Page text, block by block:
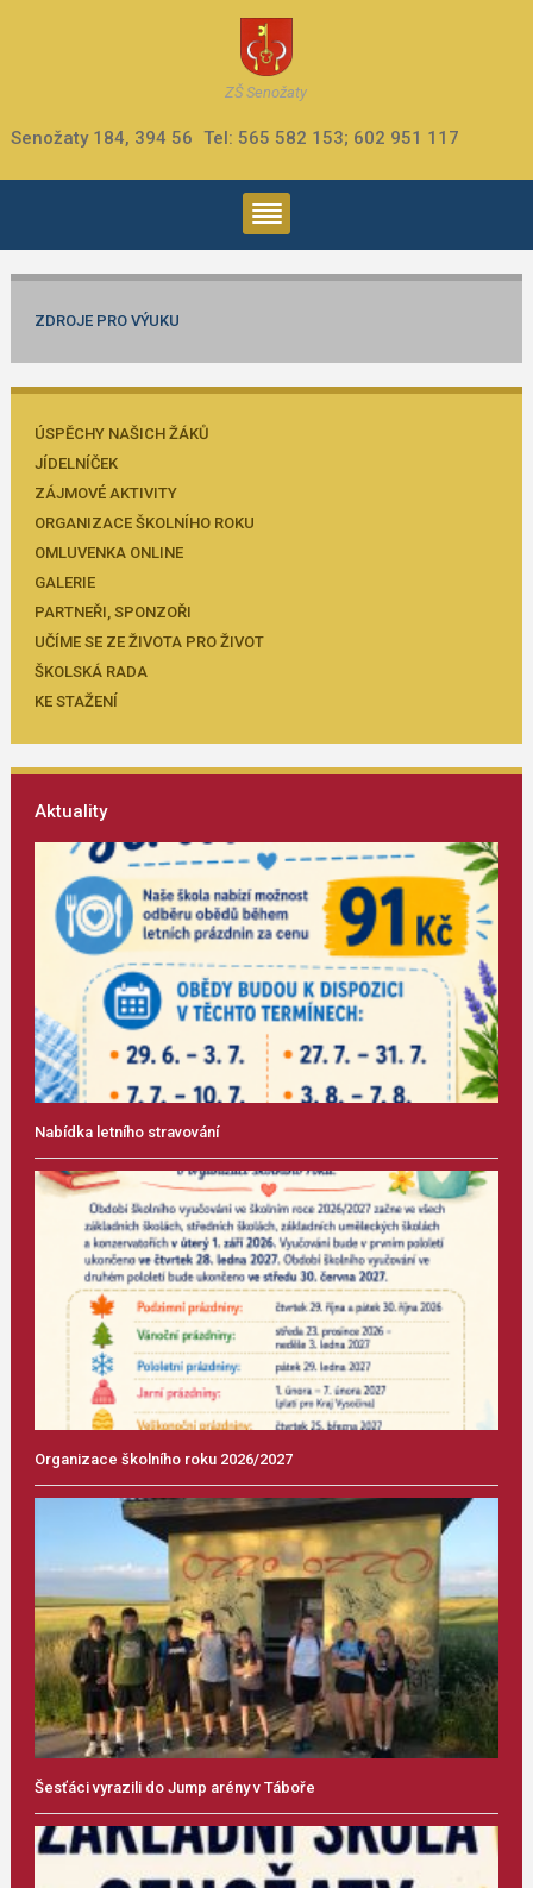
ZŠ Senožaty
Senožaty 184, 394 56 Tel: 565 582 153; 602 951 117
ZDROJE PRO VÝUKU
ÚSPĚCHY NAŠICH ŽÁKŮ
JÍDELNÍČEK
ZÁJMOVÉ AKTIVITY
ORGANIZACE ŠKOLNÍHO ROKU
OMLUVENKA ONLINE
GALERIE
PARTNEŘI, SPONZOŘI
UČÍME SE ZE ŽIVOTA PRO ŽIVOT
ŠKOLSKÁ RADA
KE STAŽENÍ
Aktuality
Nabídka letního stravování
Organizace školního roku 2026/2027
Šesťáci vyrazili do Jump arény v Táboře